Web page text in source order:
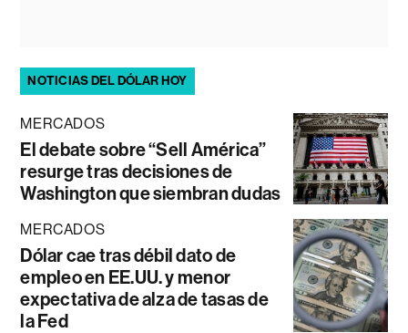
NOTICIAS DEL DÓLAR HOY
MERCADOS
El debate sobre “Sell América”
resurge tras decisiones de
Washington que siembran dudas
MERCADOS
Dólar cae tras débil dato de
empleo en EE.UU. y menor
expectativa de alza de tasas de
la Fed